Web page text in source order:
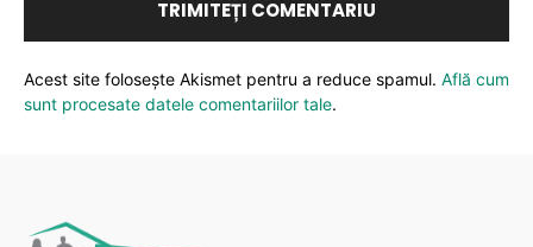
Acest site folosește Akismet pentru a reduce spamul. Află cum
sunt procesate datele comentariilor tale.